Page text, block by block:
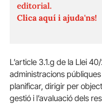
editorial.
Clica aquí i ajuda'ns!
L’article 3.1.g de la Llei
administracions
planificar, dirigir per
gestió i l’avaluació dels